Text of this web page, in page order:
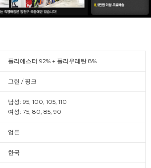
폴리에스터 92% + 폴리우레탄 8%
그린 / 핑크
남성: 95, 100, 105, 110
여성: 75, 80, 85, 90
업튼
한국